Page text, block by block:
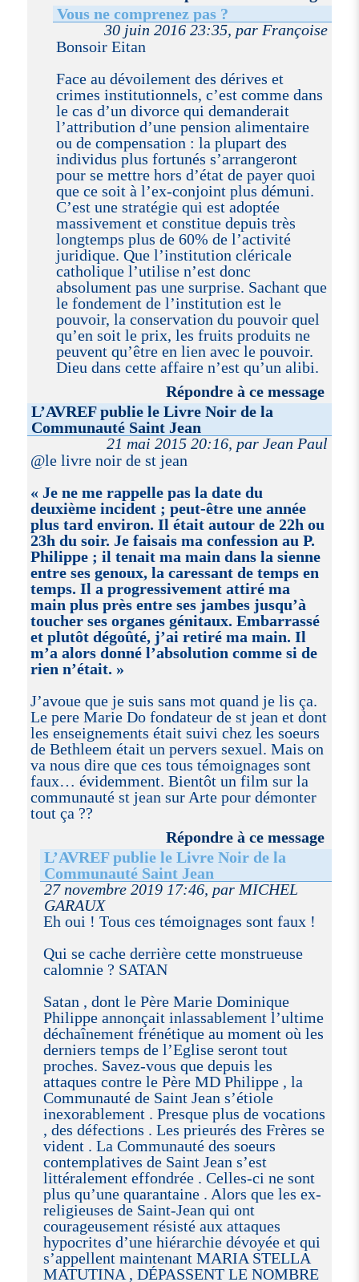
Vous ne comprenez pas ?
30 juin 2016 23:35, par Françoise
Bonsoir Eitan
Face au dévoilement des dérives et
crimes institutionnels, c’est comme dans
le cas d’un divorce qui demanderait
l’attribution d’une pension alimentaire
ou de compensation : la plupart des
individus plus fortunés s’arrangeront
pour se mettre hors d’état de payer quoi
que ce soit à l’ex-conjoint plus démuni.
C’est une stratégie qui est adoptée
massivement et constitue depuis très
longtemps plus de 60% de l’activité
juridique. Que l’institution cléricale
catholique l’utilise n’est donc
absolument pas une surprise. Sachant que
le fondement de l’institution est le
pouvoir, la conservation du pouvoir quel
qu’en soit le prix, les fruits produits ne
peuvent qu’être en lien avec le pouvoir.
Dieu dans cette affaire n’est qu’un alibi.
Répondre à ce message
L’AVREF publie le Livre Noir de la
Communauté Saint Jean
21 mai 2015 20:16, par Jean Paul
@le livre noir de st jean
« Je ne me rappelle pas la date du
deuxième incident ; peut-être une année
plus tard environ. Il était autour de 22h ou
23h du soir. Je faisais ma confession au P.
Philippe ; il tenait ma main dans la sienne
entre ses genoux, la caressant de temps en
temps. Il a progressivement attiré ma
main plus près entre ses jambes jusqu’à
toucher ses organes génitaux. Embarrassé
et plutôt dégoûté, j’ai retiré ma main. Il
m’a alors donné l’absolution comme si de
rien n’était. »
J’avoue que je suis sans mot quand je lis ça.
Le pere Marie Do fondateur de st jean et dont
les enseignements était suivi chez les soeurs
de Bethleem était un pervers sexuel. Mais on
va nous dire que ces tous témoignages sont
faux… évidemment. Bientôt un film sur la
communauté st jean sur Arte pour démonter
tout ça ??
Répondre à ce message
L’AVREF publie le Livre Noir de la
Communauté Saint Jean
27 novembre 2019 17:46, par MICHEL
GARAUX
Eh oui ! Tous ces témoignages sont faux !
Qui se cache derrière cette monstrueuse
calomnie ? SATAN
Satan , dont le Père Marie Dominique
Philippe annonçait inlassablement l’ultime
déchaînement frénétique au moment où les
derniers temps de l’Eglise seront tout
proches. Savez-vous que depuis les
attaques contre le Père MD Philippe , la
Communauté de Saint Jean s’étiole
inexorablement . Presque plus de vocations
, des défections . Les prieurés des Frères se
vident . La Communauté des soeurs
contemplatives de Saint Jean s’est
littéralement effondrée . Celles-ci ne sont
plus qu’une quarantaine . Alors que les ex-
religieuses de Saint-Jean qui ont
courageusement résisté aux attaques
hypocrites d’une hiérarchie dévoyée et qui
s’appellent maintenant MARIA STELLA
MATUTINA , DÉPASSENT LE NOMBRE